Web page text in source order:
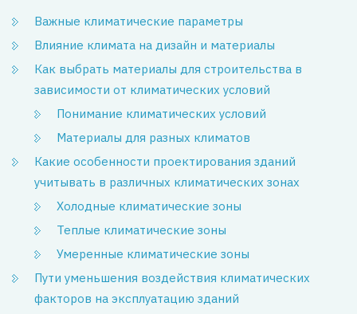
Важные климатические параметры
Влияние климата на дизайн и материалы
Как выбрать материалы для строительства в
зависимости от климатических условий
Понимание климатических условий
Материалы для разных климатов
Какие особенности проектирования зданий
учитывать в различных климатических зонах
Холодные климатические зоны
Теплые климатические зоны
Умеренные климатические зоны
Пути уменьшения воздействия климатических
факторов на эксплуатацию зданий